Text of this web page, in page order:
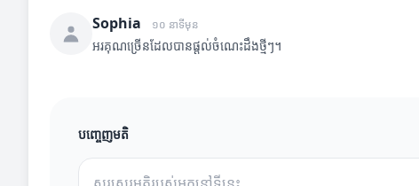
Sophia ១០ នាទីមុន
អរគុណច្រើនដែលបានផ្តល់ចំណេះដឹងថ្មីៗ។
បញ្ចេញមតិ